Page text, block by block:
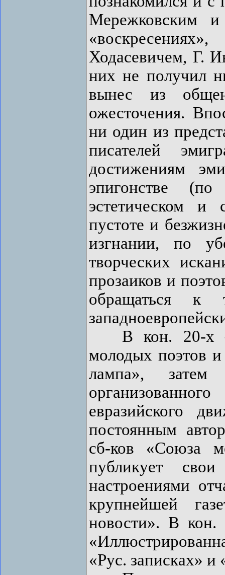
Мережковским
Ходасевичем, Г.
них не получил
вынес из
ожесточения.
ни один из
писателей
достижениям
эпигонстве
эстетическом и
пустоте и
изгнании, по
творческих
прозаиков и
обращаться к
В кон. 20-х –
молодых поэтов и
лампа»,
евразийского
постоянным
сб-ков «Союза
публикует
настроениями
крупнейшей
новости». В кон.
«Рус. записках» и